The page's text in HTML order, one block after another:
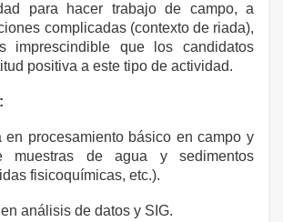
para hacer trabajo de campo, a
complicadas (contexto de riada),
imprescindible que los candidatos
positiva a este tipo de actividad.
procesamiento básico en campo y
muestras de agua y sedimentos
fisicoquímicas, etc.).
análisis de datos y SIG.